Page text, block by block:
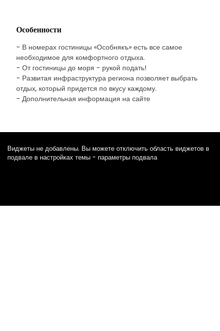
Особенности
- В номерах гостиницы «Особнякъ» есть все самое
необходимое для комфортного отдыха.
- От гостиницы до моря - рукой подать!
- Развитая инфраструктура региона позволяет выбрать
отдых, который придется по вкусу каждому.
- Дополнительная информация на сайте
Виджеты не добавлены. Вы можете отключить область виджетов в
подвале в настройках темы - параметры подвала